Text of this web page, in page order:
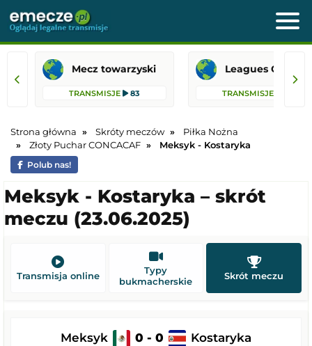
Mecz towarzyski
TRANSMISJE 83 TRANSMISJE
Strona główna Skróty meczów
Piłka Nożna
Złoty Puchar CONCACAF
Meksyk - Kostaryka
Polub nas!
Meksyk - Kostaryka – skrót
meczu (23.06.2025)
Transmisja online
Typy
bukmacherskie
Skrót meczu
Meksyk 0 - 0 Kostaryka